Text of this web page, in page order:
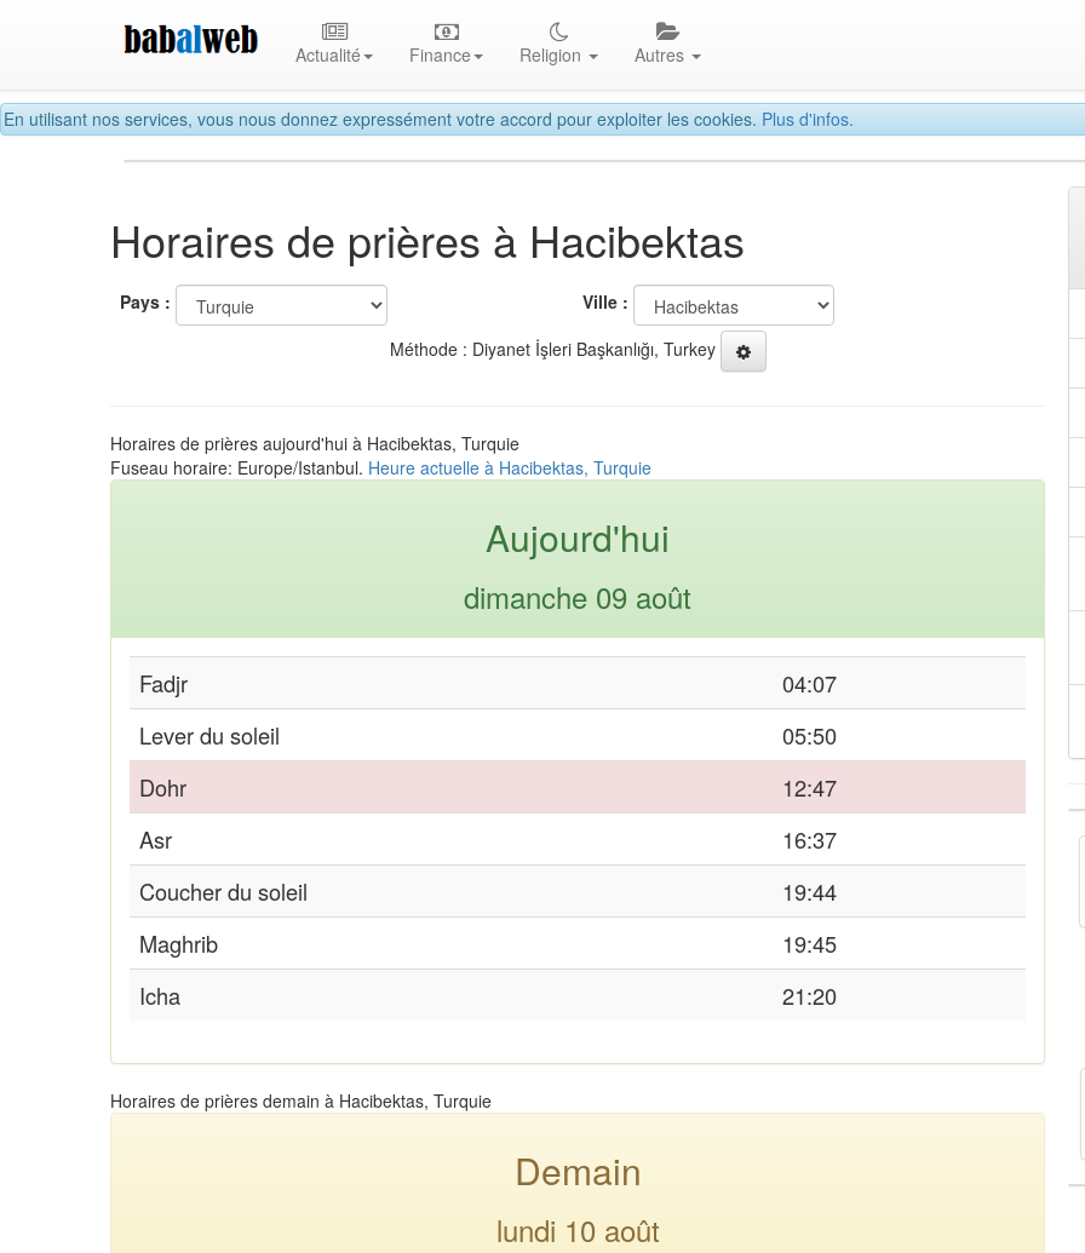
En utilisant nos services, vous nous donnez expressément votre accord pour exploiter les cookies. Plus d'infos.
Actualité Finance Religion Autres
Horaires de prières à Hacibektas
Pays :
Ville :
Méthode : Diyanet İşleri Başkanlığı, Turkey
Horaires de prières aujourd'hui à Hacibektas, Turquie
Fuseau horaire: Europe/Istanbul. Heure actuelle à Hacibektas, Turquie
Aujourd'hui
dimanche 09 août
Fadjr
04:07
Lever du soleil
05:50
Dohr
12:47
Asr
16:37
Coucher du soleil
19:44
Maghrib
19:45
Icha
21:20
Horaires de prières demain à Hacibektas, Turquie
Demain
lundi 10 août